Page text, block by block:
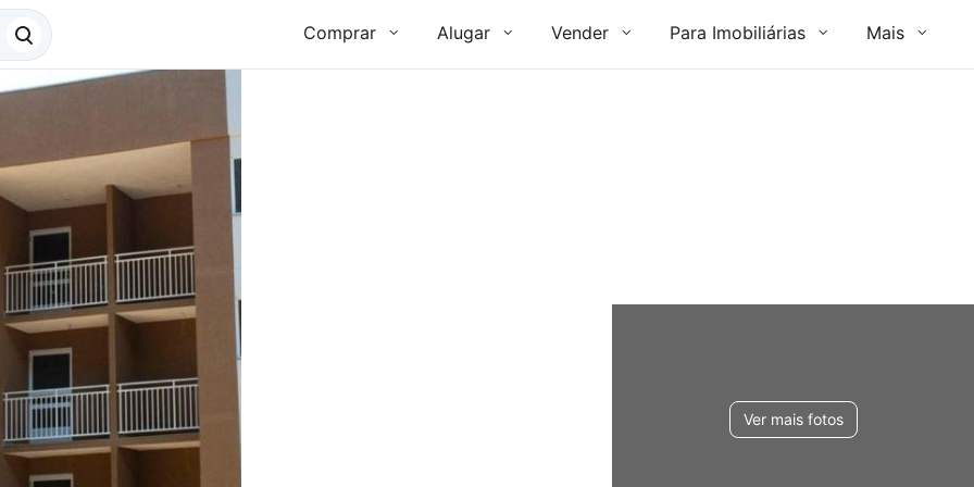
Comprar Alugar Vender Para Imobiliárias Mais
Ver mais fotos